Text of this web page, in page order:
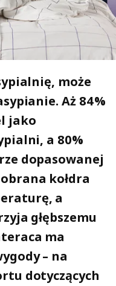
może
Aż 84%
jako
a 80%
dopasowanej
kołdra
a
głębszemu
ma
– na
dotyczących